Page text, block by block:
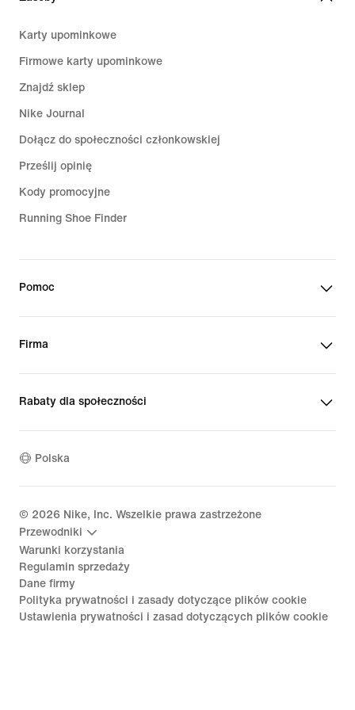
Karty upominkowe
Firmowe karty upominkowe
Znajdź sklep
Nike Journal
Dołącz do społeczności członkowskiej
Prześlij opinię
Kody promocyjne
Running Shoe Finder
Pomoc
Firma
Rabaty dla społeczności
Polska
© 2026 Nike, Inc. Wszelkie prawa zastrzeżone
Przewodniki
Warunki korzystania
Regulamin sprzedaży
Dane firmy
Polityka prywatności i zasady dotyczące plików cookie
Ustawienia prywatności i zasad dotyczących plików cookie